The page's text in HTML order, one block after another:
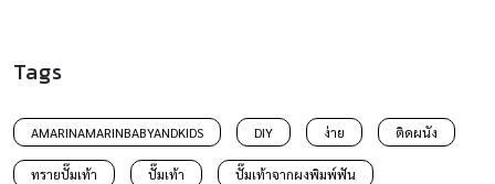
Tags
AMARINAMARINBABYANDKIDS DIY ง่าย ติดผนัง
ทรายปั๊มเท้า ปั๊มเท้า ปั๊มเท้าจากผงพิมพ์ฟัน